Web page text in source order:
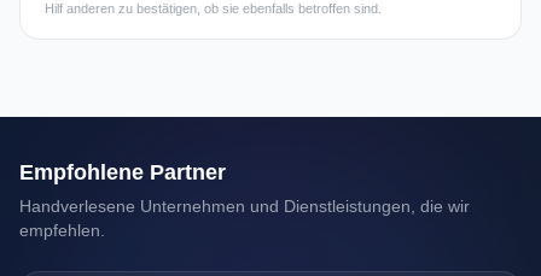
Hilf anderen zu bestätigen, ob sie ebenfalls betroffen sind.
Empfohlene Partner
Handverlesene Unternehmen und Dienstleistungen, die wir
empfehlen.